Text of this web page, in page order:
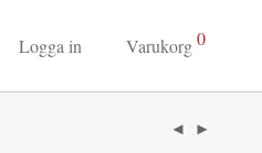
Logga in Varukorg0